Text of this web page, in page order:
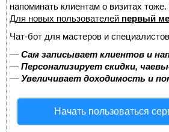
напоминать клиентам о визитах
Для новых пользователей первый
Чат-бот для мастеров и
— Сам записывает клиентов и
— Персонализирует скидки,
— Увеличивает доходимость и
Начать пользоваться